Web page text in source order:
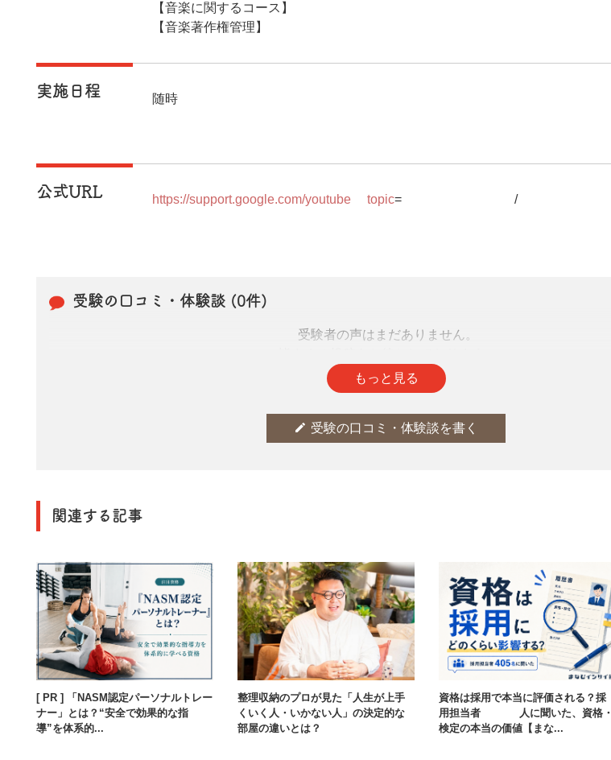
【音楽に関するコース】
【音楽著作権管理】
実施日程 随時
公式URL https://support.google.com/youtube#topic=9257498/
受験の口コミ・体験談 (0件)
受験者の声はまだありません。
もっと見る
edit 受験の口コミ・体験談を書く
関連する記事
[ PR ] 「NASM認定パーソナルトレー
ナー」とは？“安全で効果的な指
導”を体系的...
整理収納のプロが見た「人生が上手
くいく人・いかない人」の決定的な
部屋の違いとは？
資格は採用で本当に評価される？採
用担当者405人に聞いた、資格・
検定の本当の価値【まな...